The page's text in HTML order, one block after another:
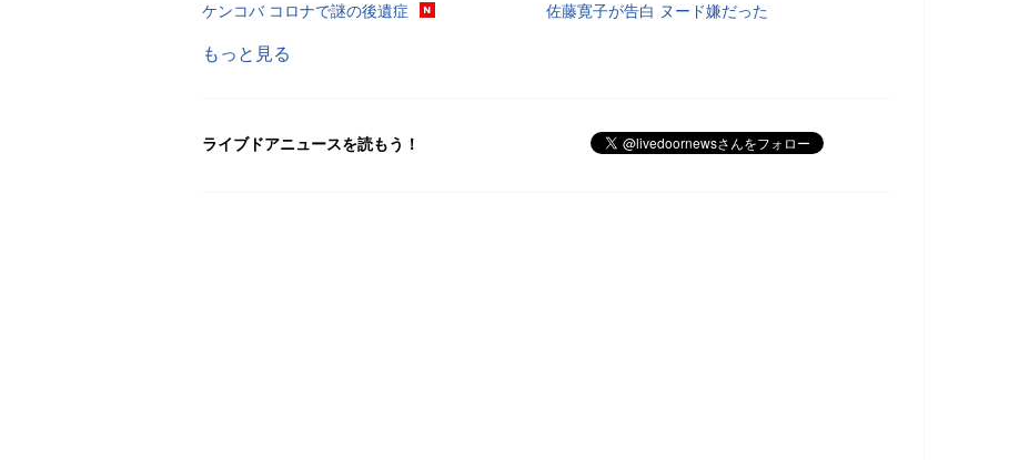
ケンコバ コロナで謎の後遺症
佐藤寛子が告白 ヌード嫌だった
もっと見る
ライブドアニュースを読もう！